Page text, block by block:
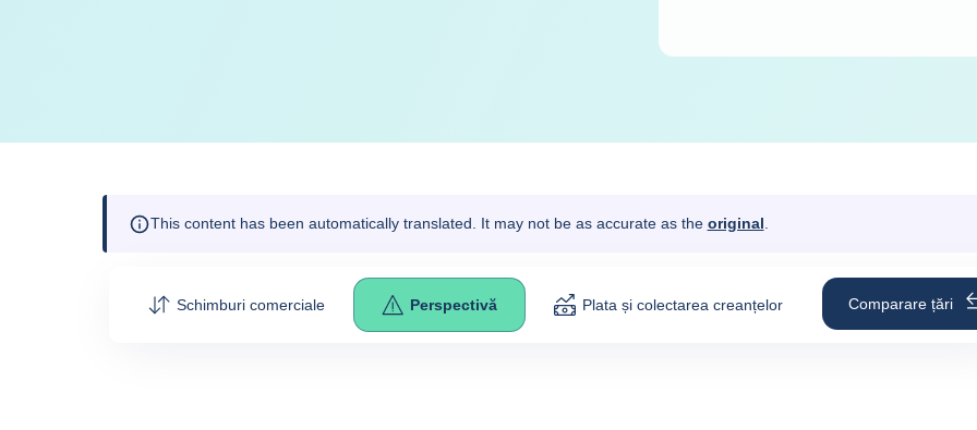
This content has been automatically translated. It may not be as accurate as the original
Schimburi comerciale Perspectivă Plata și colectarea creanțelor Comparare țări